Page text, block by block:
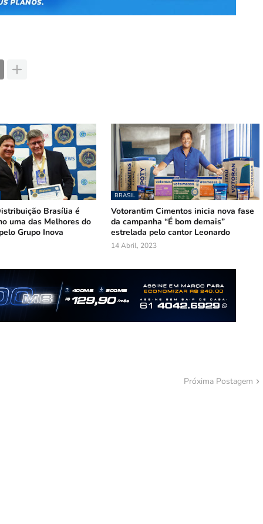
Brasília é
uma das Melhores do
Grupo Inova
BRASIL
Votorantim Cimentos inicia nova fase
da campanha “É bom demais”
estrelada pelo cantor Leonardo
14 Abril, 2023
Próxima Postagem